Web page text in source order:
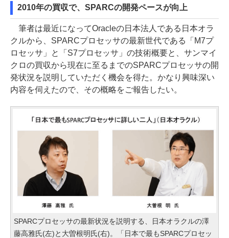
2010年の買収で、SPARCの開発ペースが向上
筆者は最近になってOracleの日本法人である日本オラ
クルから、SPARCプロセッサの最新世代である「M7プ
ロセッサ」と「S7プロセッサ」の技術概要と、サンマイ
クロの買収から現在に至るまでのSPARCプロセッサの開
発状況を説明していただく機会を得た。かなり興味深い
内容を伺えたので、その概略をご報告したい。
SPARCプロセッサの最新状況を説明する、日本オラクルの澤
藤高雅氏(左)と大曽根明氏(右)。「日本で最もSPARCプロセッ